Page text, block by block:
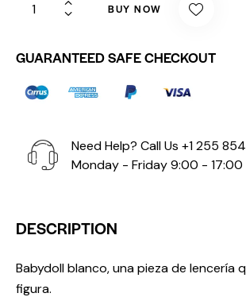
BUY NOW
GUARANTEED SAFE CHECKOUT
Need Help? Call Us +1 255
Monday - Friday 9:00 - 17:00
DESCRIPTION
Babydoll blanco, una pieza de lencería
figura.